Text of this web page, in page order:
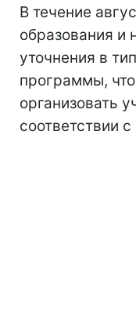
В течение
образования и
уточнения в
программы,
организовать
соответствии